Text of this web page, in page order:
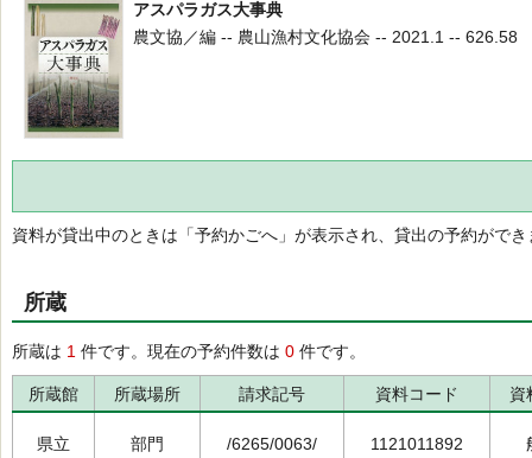
アスパラガス大事典
農文協／編 -- 農山漁村文化協会 -- 2021.1 -- 626.58
資料が貸出中のときは「予約かごへ」が表示され、貸出の予約ができ
所蔵
所蔵は 1 件です。現在の予約件数は 0 件です。
所蔵館 所蔵場所 請求記号 資料コード 資
県立 部門 /6265/0063/ 1121011892